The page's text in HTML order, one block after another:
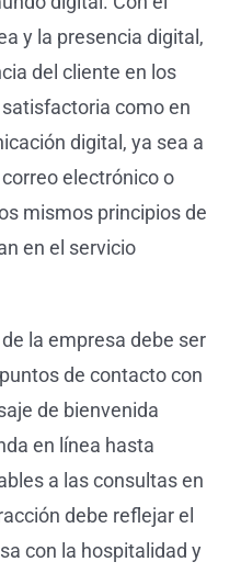
y la presencia digital,
del cliente en los
como en
digital, ya sea a
electrónico o
mismos principios de
en el servicio
la empresa debe ser
de contacto con
de bienvenida
en línea hasta
a las consultas en
debe reflejar el
con la hospitalidad y